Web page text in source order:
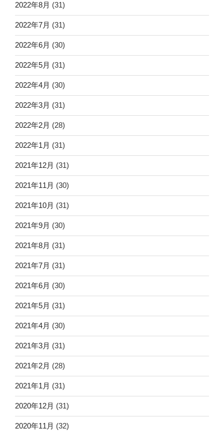
2022年8月 (31)
2022年7月 (31)
2022年6月 (30)
2022年5月 (31)
2022年4月 (30)
2022年3月 (31)
2022年2月 (28)
2022年1月 (31)
2021年12月 (31)
2021年11月 (30)
2021年10月 (31)
2021年9月 (30)
2021年8月 (31)
2021年7月 (31)
2021年6月 (30)
2021年5月 (31)
2021年4月 (30)
2021年3月 (31)
2021年2月 (28)
2021年1月 (31)
2020年12月 (31)
2020年11月 (32)